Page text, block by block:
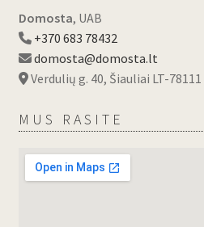
Domosta, UAB
+370 683 78432
domosta@domosta.lt
Verdulių g. 40, Šiauliai LT-78111
MUS RASITE